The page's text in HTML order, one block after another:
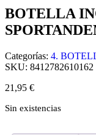
BOTELLA
Categorías: 4.
SKU: 8412782610162
21,95 €
Sin existencias